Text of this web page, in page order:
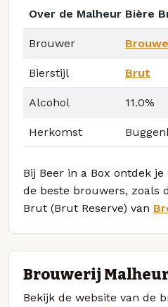
Over de Malheur Bière
Brouwer
Bierstijl Brut
Alcohol 11.0%
Herkomst
Bij Beer in a Box ontdek
de beste brouwers, zoals
Brut (Brut Reserve) van
Brouwerij
Bekijk de website van de